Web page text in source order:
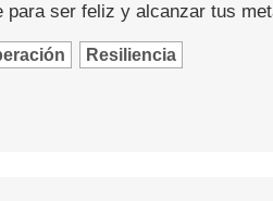
para ser feliz y alcanzar tus
Resiliencia